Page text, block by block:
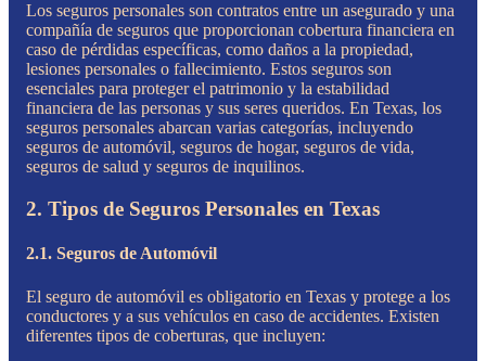
Los seguros personales son contratos entre un asegurado y una
compañía de seguros que proporcionan cobertura financiera en
caso de pérdidas específicas, como daños a la propiedad,
lesiones personales o fallecimiento. Estos seguros son
esenciales para proteger el patrimonio y la estabilidad
financiera de las personas y sus seres queridos. En Texas, los
seguros personales abarcan varias categorías, incluyendo
seguros de automóvil, seguros de hogar, seguros de vida,
seguros de salud y seguros de inquilinos.
2. Tipos de Seguros Personales en Texas
2.1. Seguros de Automóvil
El seguro de automóvil es obligatorio en Texas y protege a los
conductores y a sus vehículos en caso de accidentes. Existen
diferentes tipos de coberturas, que incluyen: